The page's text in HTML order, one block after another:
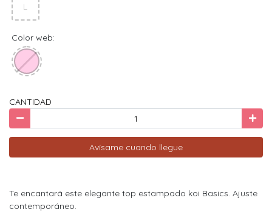
L
Color web:
CANTIDAD
Avísame cuando llegue
Te encantará este elegante top estampado koi Basics. Ajuste
contemporáneo.